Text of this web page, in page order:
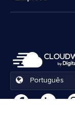
Português